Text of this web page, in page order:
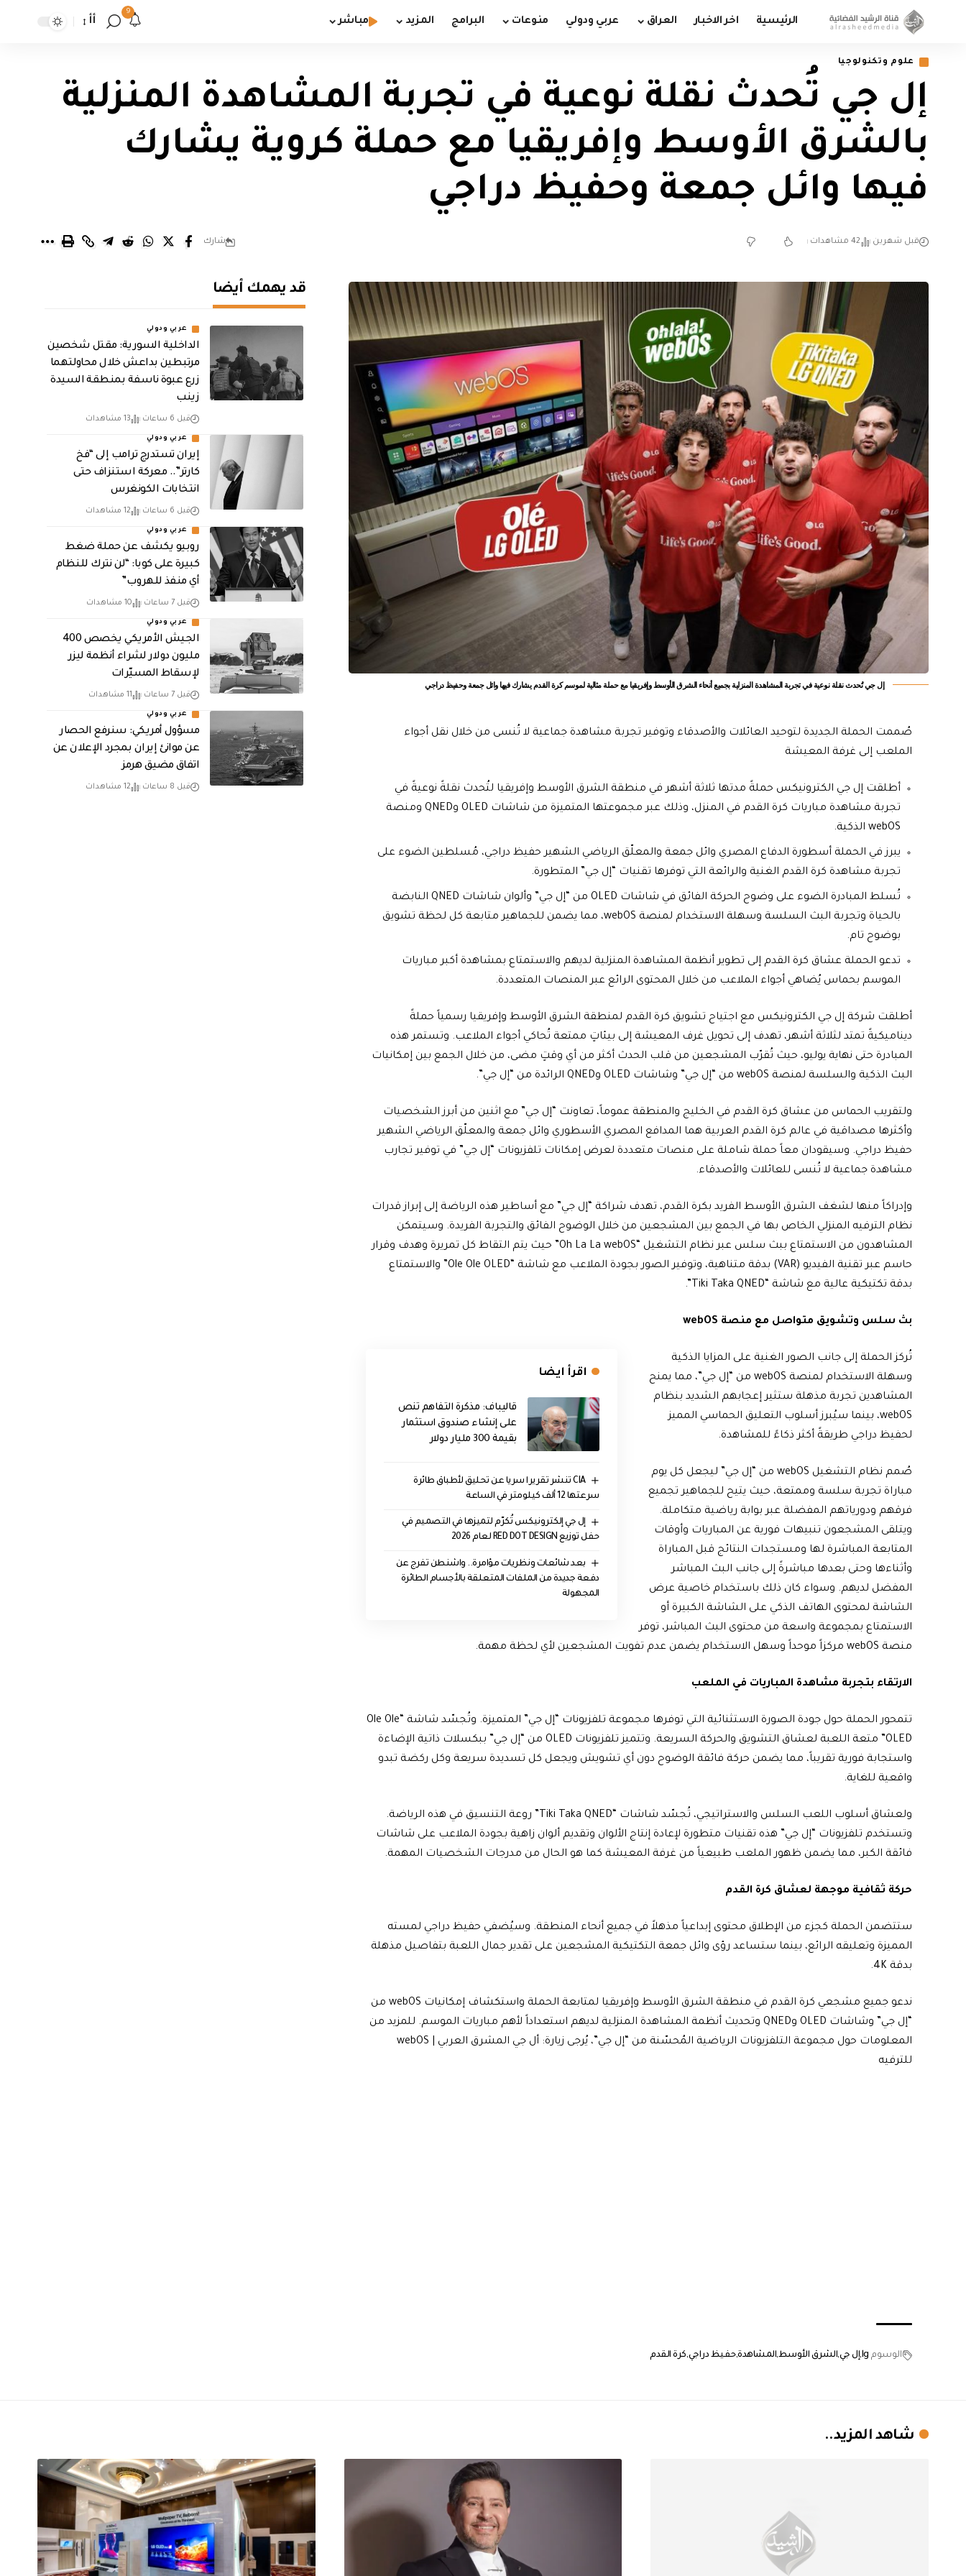
الرئيسية اخر الاخبار العراق عربي ودولي منوعات البرامج المزيد مباشر
9
أأ
علوم وتكنولوجيا
إل جي تُحدث نقلة نوعية في تجربة المشاهدة المنزلية
بالشرق الأوسط وإفريقيا مع حملة كروية يشارك
فيها وائل جمعة وحفيظ دراجي
قبل شهرين 42 مشاهدات شارك
إل جي تُحدث نقلة نوعية في تجربة المشاهدة المنزلية بجميع أنحاء الشرق الأوسط وإفريقيا مع حملة مثالية لموسم كرة القدم يشارك فيها وائل جمعة وحفيظ دراجي
صُممت الحملة الجديدة لتوحيد العائلات والأصدقاء وتوفير تجربة مشاهدة جماعية لا تُنسى من خلال نقل أجواء
الملعب إلى غرفة المعيشة
أطلقت إل جي الكترونيكس حملةً مدتها ثلاثة أشهر في منطقة الشرق الأوسط وإفريقيا لتُحدث نقلةً نوعيةً في
تجربة مشاهدة مباريات كرة القدم في المنزل، وذلك عبر مجموعتها المتميزة من شاشات OLED وQNED ومنصة
webOS الذكية.
يبرز في الحملة أسطورة الدفاع المصري وائل جمعة والمعلّق الرياضي الشهير حفيظ دراجي، مُسلطين الضوء على
تجربة مشاهدة كرة القدم الغنية والرائعة التي توفرها تقنيات “إل جي” المتطورة.
تُسلط المبادرة الضوء على وضوح الحركة الفائق في شاشات OLED من “إل جي” وألوان شاشات QNED النابضة
بالحياة وتجربة البث السلسة وسهلة الاستخدام لمنصة webOS، مما يضمن للجماهير متابعة كل لحظة تشويق
بوضوح تام.
تدعو الحملة عشاق كرة القدم إلى تطوير أنظمة المشاهدة المنزلية لديهم والاستمتاع بمشاهدة أكبر مباريات
الموسم بحماس يُضاهي أجواء الملاعب من خلال المحتوى الرائع عبر المنصات المتعددة.
أطلقت شركة إل جي الكترونيكس مع اجتياح تشويق كرة القدم لمنطقة الشرق الأوسط وإفريقيا رسمياً حملةً
ديناميكيةً تمتد لثلاثة أشهر، تهدف إلى تحويل غرف المعيشة إلى بيئاتٍ ممتعة تُحاكي أجواء الملاعب. وتستمر هذه
المبادرة حتى نهاية يوليو، حيث تُقرّب المشجعين من قلب الحدث أكثر من أي وقتٍ مضى، من خلال الجمع بين إمكانيات
البث الذكية والسلسة لمنصة webOS من “إل جي” وشاشات OLED وQNED الرائدة من “إل جي”.
ولتقريب الحماس من عشاق كرة القدم في الخليج والمنطقة عموماً، تعاونت “إل جي” مع اثنين من أبرز الشخصيات
وأكثرها مصداقية في عالم كرة القدم العربية هما المدافع المصري الأسطوري وائل جمعة والمعلّق الرياضي الشهير
حفيظ دراجي. وسيقودان معاً حملة شاملة على منصات متعددة لعرض إمكانات تلفزيونات “إل جي” في توفير تجارب
مشاهدة جماعية لا تُنسى للعائلات والأصدقاء.
وإدراكاً منها لشغف الشرق الأوسط الفريد بكرة القدم، تهدف شراكة “إل جي” مع أساطير هذه الرياضة إلى إبراز قدرات
نظام الترفيه المنزلي الخاص بها في الجمع بين المشجعين من خلال الوضوح الفائق والتجربة الفريدة. وسيتمكن
المشاهدون من الاستمتاع ببث سلس عبر نظام التشغيل “Oh La La webOS” حيث يتم التقاط كل تمريرة وهدف وقرار
حاسم عبر تقنية الفيديو (VAR) بدقة متناهية، وتوفير الصور بجودة الملاعب مع شاشة “Ole Ole OLED” والاستمتاع
بدقة تكتيكية عالية مع شاشة “Tiki Taka QNED”.
بث سلس وتشويق متواصل مع منصة webOS
اقرأ ايضا
قاليباف: مذكرة التفاهم تنص
على إنشاء صندوق استثمار
بقيمة 300 مليار دولار
CIA تنشر تقريرا سريا عن تحليق لأطباق طائرة
سرعتها 12 ألف كيلومتر في الساعة
إل جي إلكترونيكس تُكرّم لتميزها في التصميم في
حفل توزيع RED DOT DESIGN لعام 2026
بعد شائعات ونظريات مؤامرة.. واشنطن تفرج عن
دفعة جديدة من الملفات المتعلقة بالأجسام الطائرة
المجهولة
تُركز الحملة إلى جانب الصور الغنية على المزايا الذكية
وسهلة الاستخدام لمنصة webOS من “إل جي”، مما يمنح
المشاهدين تجربة مذهلة ستثير إعجابهم الشديد بنظام
webOS، بينما سيُبرز أسلوب التعليق الحماسي المميز
لحفيظ دراجي طريقةً أكثر ذكاءً للمشاهدة.
صُمم نظام التشغيل webOS من “إل جي” ليجعل كل يوم
مباراة تجربة سلسة وممتعة، حيث يتيح للجماهير تجميع
فرقهم ودورياتهم المفضلة عبر بوابة رياضية متكاملة.
ويتلقى المشجعون تنبيهات فورية عن المباريات وأوقات
المتابعة المباشرة لها ومستجدات النتائج قبل المباراة
وأثناءها وحتى بعدها مباشرةً إلى جانب البث المباشر
المفضل لديهم. وسواء كان ذلك باستخدام خاصية عرض
الشاشة لمحتوى الهاتف الذكي على الشاشة الكبيرة أو
الاستمتاع بمجموعة واسعة من محتوى البث المباشر، توفر
منصة webOS مركزاً موحداً وسهل الاستخدام يضمن عدم تفويت المشجعين لأي لحظة مهمة.
الارتقاء بتجربة مشاهدة المباريات في الملعب
تتمحور الحملة حول جودة الصورة الاستثنائية التي توفرها مجموعة تلفزيونات “إل جي” المتميزة. وتُجسّد شاشة “Ole Ole
OLED” متعة اللعبة لعشاق التشويق والحركة السريعة. وتتميز تلفزيونات OLED من “إل جي” ببكسلات ذاتية الإضاءة
واستجابة فورية تقريباً، مما يضمن حركة فائقة الوضوح دون أي تشويش ويجعل كل تسديدة سريعة وكل ركضة تبدو
واقعية للغاية.
ولعشاق أسلوب اللعب السلس والاستراتيجي، تُجسّد شاشات “Tiki Taka QNED” روعة التنسيق في هذه الرياضة.
وتستخدم تلفزيونات “إل جي” هذه تقنيات متطورة لإعادة إنتاج الألوان وتقديم ألوان زاهية بجودة الملاعب على شاشات
فائقة الكبر، مما يضمن ظهور الملعب طبيعياً من غرفة المعيشة كما هو الحال من مدرجات الشخصيات المهمة.
حركة ثقافية موجهة لعشاق كرة القدم
ستتضمن الحملة كجزء من الإطلاق محتوى إبداعياً مذهلاً في جميع أنحاء المنطقة. وسيُضفي حفيظ دراجي لمسته
المميزة وتعليقه الرائع، بينما ستساعد رؤى وائل جمعة التكتيكية المشجعين على تقدير جمال اللعبة بتفاصيل مذهلة
بدقة 4K.
ندعو جميع مشجعي كرة القدم في منطقة الشرق الأوسط وإفريقيا لمتابعة الحملة واستكشاف إمكانيات webOS من
“إل جي” وشاشات OLED وQNED وتحديث أنظمة المشاهدة المنزلية لديهم استعداداً لأهم مباريات الموسم. للمزيد من
المعلومات حول مجموعة التلفزيونات الرياضية المُحسّنة من “إل جي”، يُرجى زيارة:
أل جي المشرق العربي | webOS
للترفيه
الوسوم lg إل جي الشرق الأوسط المشاهدةحفيظ دراجي كرة القدم
قد يهمك أيضا
عربي ودولي
الداخلية السورية: مقتل شخصين
مرتبطين بداعش خلال محاولتهما
زرع عبوة ناسفة بمنطقة السيدة
زينب
قبل 6 ساعات 13 مشاهدات
عربي ودولي
إيران تستدرج ترامب إلى “فخ
كارتر”.. معركة استنزاف حتى
انتخابات الكونغرس
قبل 6 ساعات 12 مشاهدات
عربي ودولي
روبيو يكشف عن حملة ضغط
كبيرة على كوبا: “لن نترك للنظام
أي منفذ للهروب”
قبل 7 ساعات 10 مشاهدات
عربي ودولي
الجيش الأمريكي يخصص 400
مليون دولار لشراء أنظمة ليزر
لإسقاط المسيّرات
قبل 7 ساعات 11 مشاهدات
عربي ودولي
مسؤول أمريكي: سنرفع الحصار
عن موانئ إيران بمجرد الإعلان عن
اتفاق مضيق هرمز
قبل 8 ساعات 12 مشاهدات
شاهد المزيد..